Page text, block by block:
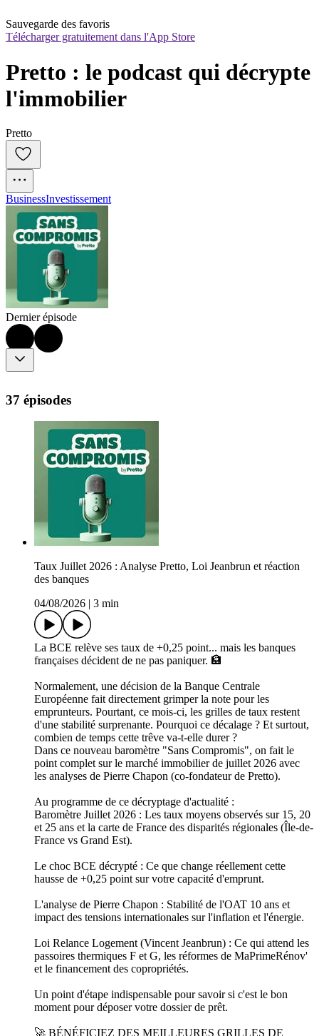
Sauvegarde des favoris
Télécharger gratuitement dans l'App Store
Pretto : le podcast qui décrypte
l'immobilier
Pretto
BusinessInvestissement
Dernier épisode
37 épisodes
Taux Juillet 2026 : Analyse Pretto, Loi Jeanbrun et réaction
des banques
04/08/2026
3 min
La BCE relève ses taux de +0,25 point... mais les banques
françaises décident de ne pas paniquer. 🏦
Normalement, une décision de la Banque Centrale
Européenne fait directement grimper la note pour les
emprunteurs. Pourtant, ce mois-ci, les grilles de taux restent
d'une stabilité surprenante. Pourquoi ce décalage ? Et surtout,
combien de temps cette trêve va-t-elle durer ?
Dans ce nouveau baromètre "Sans Compromis", on fait le
point complet sur le marché immobilier de juillet 2026 avec
les analyses de Pierre Chapon (co-fondateur de Pretto).
Au programme de ce décryptage d'actualité :
Baromètre Juillet 2026 : Les taux moyens observés sur 15, 20
et 25 ans et la carte de France des disparités régionales (Île-de-
France vs Grand Est).
Le choc BCE décrypté : Ce que change réellement cette
hausse de +0,25 point sur votre capacité d'emprunt.
L'analyse de Pierre Chapon : Stabilité de l'OAT 10 ans et
impact des tensions internationales sur l'inflation et l'énergie.
Loi Relance Logement (Vincent Jeanbrun) : Ce qui attend les
passoires thermiques F et G, les réformes de MaPrimeRénov'
et le financement des copropriétés.
Un point d'étape indispensable pour savoir si c'est le bon
moment pour déposer votre dossier de prêt.
🚀 BÉNÉFICIEZ DES MEILLEURES GRILLES DE